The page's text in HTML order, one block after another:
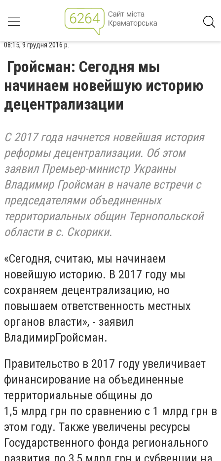
08:15, 9 грудня 2016 р.
Гройсман: Сегодня мы
начинаем новейшую историю
децентрализации
С 2017 года начнется новейшая история
реформы децентрализации. Об этом
заявил Премьер-министр Украины
Владимир Гройсман в начале встречи с
председателями объединенных
территориальных общин Тернопольской
области в с. Скорики.
«Сегодня, считаю, мы начинаем
новейшую историю. В 2017 году мы
сохраняем децентрализацию, но
повышаем ответственность местных
органов власти», - заявил
ВладимирГройсман.
Правительство в 2017 году увеличивает
финансирование на объединенные
территориальные общины до
1,5 млрд грн по сравнению с 1 млрд грн в
этом году. Также увеличены ресурсы
Государственного фонда регионального